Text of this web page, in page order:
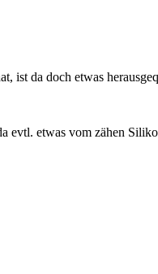
da doch etwas
evtl. etwas vom zähen